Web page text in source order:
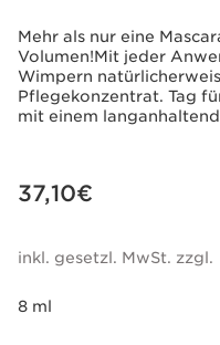
Mehr als nur eine
Volumen!Mit jeder
Wimpern
Pflegekonzentrat. Tag
mit einem
Aktueller Preis 37,10€
37,10€
inkl. gesetzl. MwSt. zzgl.
8 ml